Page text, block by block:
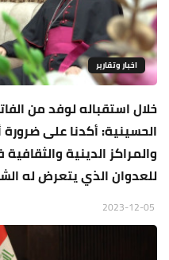
اخبار وتقارير
خلال استقباله لوفد من
الحسينية: أكدنا على
والمراكز الدينية
للعدوان الذي يتعرض له